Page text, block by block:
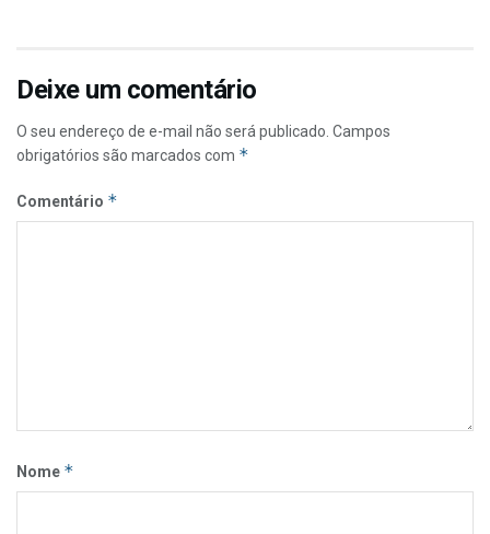
Deixe um comentário
O seu endereço de e-mail não será publicado. Campos
obrigatórios são marcados com *
Comentário *
Nome *